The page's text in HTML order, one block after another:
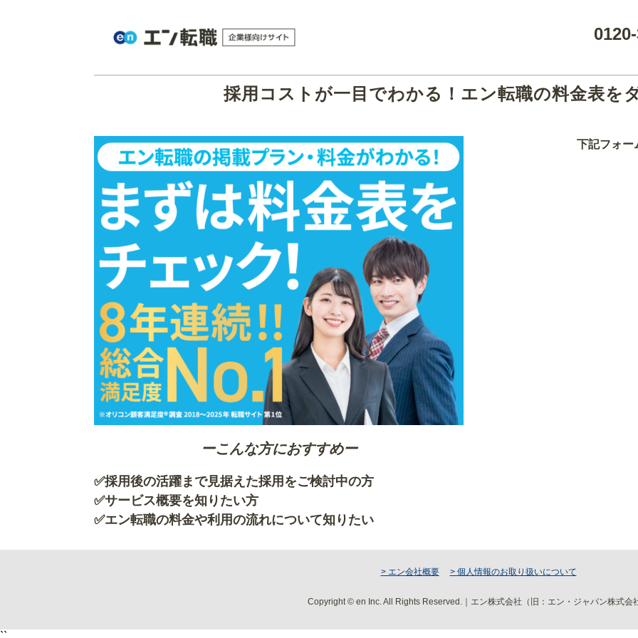
採用コストが一目でわかる！エン転職の料金表を
ーこんな方におすすめー
✅採用後の活躍まで見据えた採用をご検討中の方
✅サービス概要を知りたい方
✅エン転職の料金や利用の流れについて知りたい
下記フォー
> エン会社概要 > 個人情報のお取り扱いについて
Copyright © en Inc. All Rights Reserved.｜エン株式会社（旧：エン・ジャパン株式会
``